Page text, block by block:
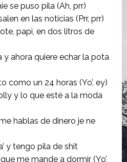
se puso pila (Ah, prr)
en las noticias (Prr, prr)
papi, en dos litros de
y ahora quiere echar la pota
como un 24 horas (Yo’, ey)
y lo que esté a la moda
hablas de dinero je ne
y tengo pila de shit
me mande a dormir (Yo’,